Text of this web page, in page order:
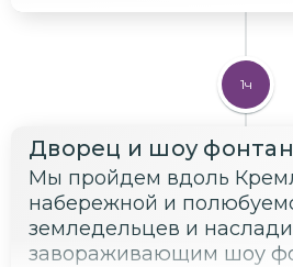
1ч
Дворец и шоу
Мы пройдем вдоль
набережной и
земледельцев и
завораживающим шоу